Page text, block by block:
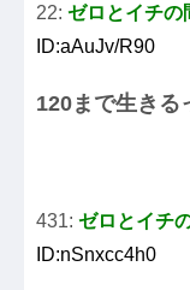
22: ゼロとイチの
ID:aAuJv/R90
120まで生きる
431: ゼロとイチ
ID:nSnxcc4h0